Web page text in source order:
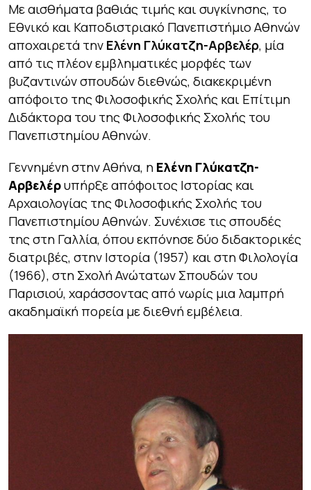
Με αισθήματα βαθιάς τιμής και συγκίνησης, το
Εθνικό και Καποδιστριακό Πανεπιστήμιο Αθηνών
αποχαιρετά την Ελένη Γλύκατζη-Αρβελέρ, μία
από τις πλέον εμβληματικές μορφές των
βυζαντινών σπουδών διεθνώς, διακεκριμένη
απόφοιτο της Φιλοσοφικής Σχολής και Επίτιμη
Διδάκτορα του της Φιλοσοφικής Σχολής του
Πανεπιστημίου Αθηνών.
Γεννημένη στην Αθήνα, η Ελένη Γλύκατζη-
Αρβελέρυπήρξε απόφοιτος Ιστορίας και
Αρχαιολογίας της Φιλοσοφικής Σχολής του
Πανεπιστημίου Αθηνών. Συνέχισε τις σπουδές
της στη Γαλλία, όπου εκπόνησε δύο διδακτορικές
διατριβές, στην Ιστορία (1957) και στη Φιλολογία
(1966), στη Σχολή Ανώτατων Σπουδών του
Παρισιού, χαράσσοντας από νωρίς μια λαμπρή
ακαδημαϊκή πορεία με διεθνή εμβέλεια.